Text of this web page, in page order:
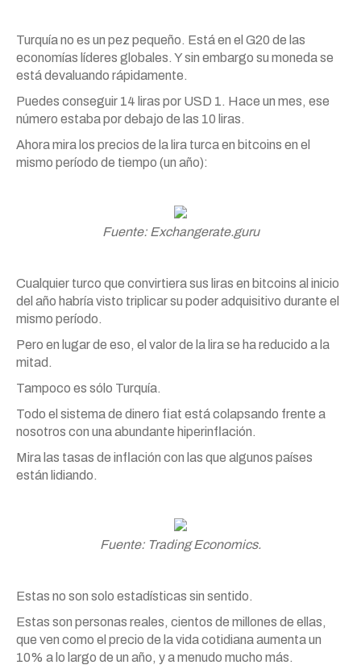
Turquía no es un pez pequeño. Está en el G20 de las
economías líderes globales. Y sin embargo su moneda se
está devaluando rápidamente.
Puedes conseguir 14 liras por USD 1. Hace un mes, ese
número estaba por debajo de las 10 liras.
Ahora mira los precios de la lira turca en bitcoins en el
mismo período de tiempo (un año):
Fuente: Exchangerate.guru
Cualquier turco que convirtiera sus liras en bitcoins al inicio
del año habría visto triplicar su poder adquisitivo durante el
mismo período.
Pero en lugar de eso, el valor de la lira se ha reducido a la
mitad.
Tampoco es sólo Turquía.
Todo el sistema de dinero fiat está colapsando frente a
nosotros con una abundante hiperinflación.
Mira las tasas de inflación con las que algunos países
están lidiando.
Fuente: Trading Economics.
Estas no son solo estadísticas sin sentido.
Estas son personas reales, cientos de millones de ellas,
que ven como el precio de la vida cotidiana aumenta un
10% a lo largo de un año, y a menudo mucho más.